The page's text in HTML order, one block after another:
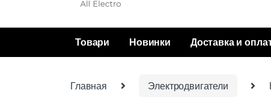
Товари Новинки Доставка и
Главная Электродвигатели